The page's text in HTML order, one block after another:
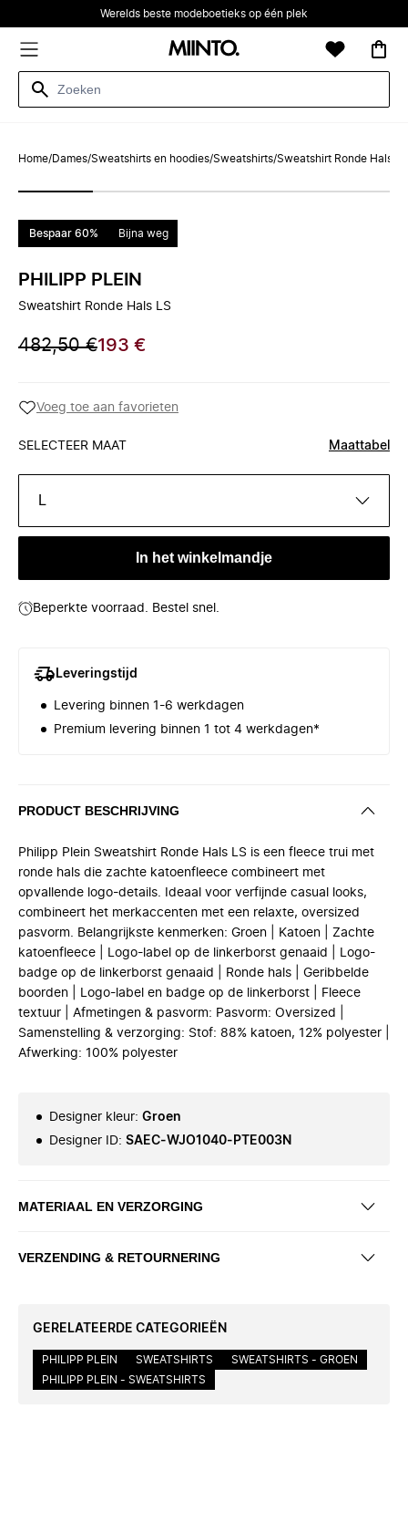
Werelds beste modeboetieks op één plek
Home/Dames/Sweatshirts en hoodies/Sweatshirts/Sweatshirt Ronde Hals LS
Bespaar 60% Bijna weg
PHILIPP PLEIN
Sweatshirt Ronde Hals LS
482,50 €193 €
Voeg toe aan favorieten
SELECTEER MAAT Maattabel
L
In het winkelmandje
Beperkte voorraad. Bestel snel.
Leveringstijd
Levering binnen 1-6 werkdagen
Premium levering binnen 1 tot 4 werkdagen*
PRODUCT BESCHRIJVING
Philipp Plein Sweatshirt Ronde Hals LS is een fleece trui met
ronde hals die zachte katoenfleece combineert met
opvallende logo-details. Ideaal voor verfijnde casual looks,
combineert het merkaccenten met een relaxte, oversized
pasvorm. Belangrijkste kenmerken: Groen | Katoen | Zachte
katoenfleece | Logo-label op de linkerborst genaaid | Logo-
badge op de linkerborst genaaid | Ronde hals | Geribbelde
boorden | Logo-label en badge op de linkerborst | Fleece
textuur | Afmetingen & pasvorm: Pasvorm: Oversized |
Samenstelling & verzorging: Stof: 88% katoen, 12% polyester |
Afwerking: 100% polyester
Designer kleur: Groen
Designer ID: SAEC-WJO1040-PTE003N
MATERIAAL EN VERZORGING
VERZENDING & RETOURNERING
GERELATEERDE CATEGORIEËN
PHILIPP PLEIN SWEATSHIRTS
SWEATSHIRTS - GROEN
PHILIPP PLEIN - SWEATSHIRTS